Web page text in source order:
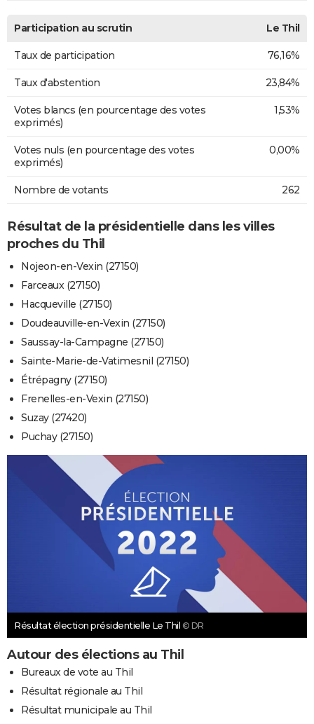
Participation au scrutin Le Thil
Taux de participation 76,16%
Taux d'abstention 23,84%
Votes blancs (en pourcentage des votes
exprimés)
1,53%
Votes nuls (en pourcentage des votes
exprimés)
0,00%
Nombre de votants 262
Résultat de la présidentielle dans les villes
proches du Thil
Nojeon-en-Vexin (27150)
Farceaux (27150)
Hacqueville (27150)
Doudeauville-en-Vexin (27150)
Saussay-la-Campagne (27150)
Sainte-Marie-de-Vatimesnil (27150)
Étrépagny (27150)
Frenelles-en-Vexin (27150)
Suzay (27420)
Puchay (27150)
Résultat élection présidentielle Le Thil © DR
Autour des élections au Thil
Bureaux de vote au Thil
Résultat régionale au Thil
Résultat municipale au Thil